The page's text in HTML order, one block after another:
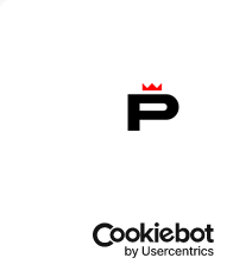
Etusivu